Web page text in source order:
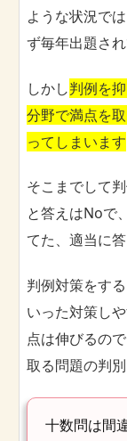
ような状況で
ず毎年出題され
しかし判例を
分野で満点を
ってしまいます
そこまでして
と答えはNoで
てた、適当に
判例対策をす
いった対策し
点は伸びるの
取る問題の判
十数問は間